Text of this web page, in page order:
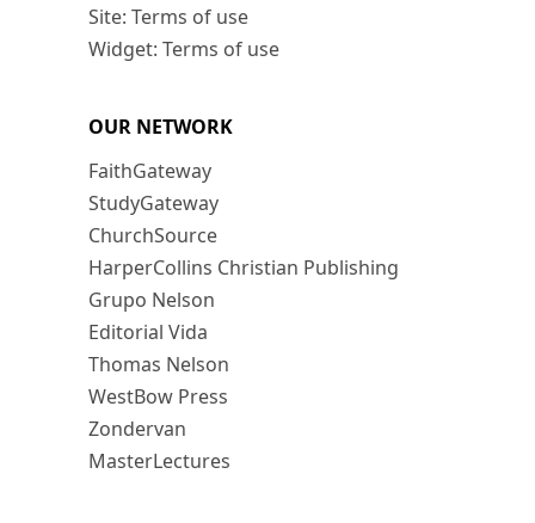
Site: Terms of use
Widget: Terms of use
OUR NETWORK
FaithGateway
StudyGateway
ChurchSource
HarperCollins Christian Publishing
Grupo Nelson
Editorial Vida
Thomas Nelson
WestBow Press
Zondervan
MasterLectures